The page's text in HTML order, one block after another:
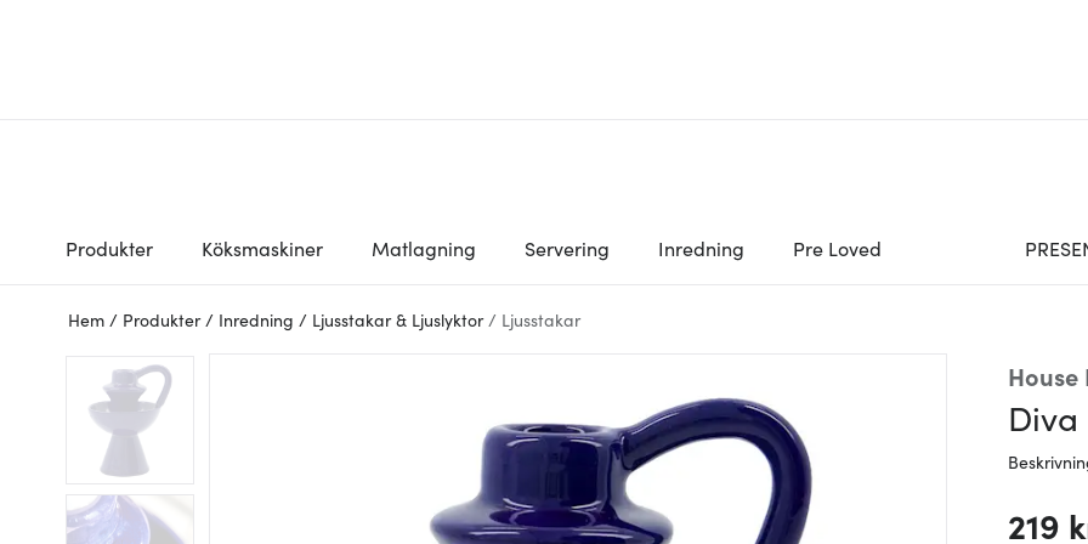
Produkter Köksmaskiner Matlagning Servering Inredning Pre Loved
Hem / Produkter / Inredning / Ljusstakar & Ljuslyktor / Ljusstakar
Diva
219